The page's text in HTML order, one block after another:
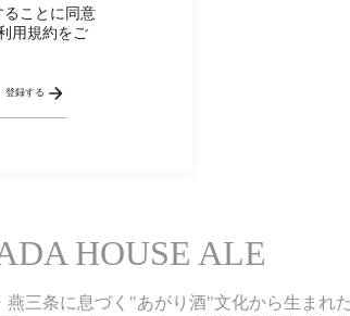
ことに同意
用規約をご
登録する
HOUSE ALE
燕三条に息づく"あがり酒"文化から生まれ